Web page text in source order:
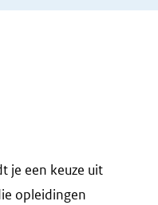
je een keuze uit
opleidingen